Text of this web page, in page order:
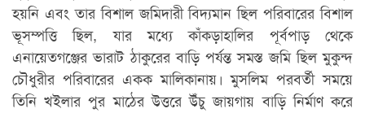
হয়নি এবং তার বিশাল জমিদারী বিদ্যমান ছিল পরিবারের বিশাল
ভূসম্পত্তি ছিল, যার মধ্যে কাঁকড়াহালির পূর্বপাড় থেকে
এনায়েতগঞ্জের ভারাট ঠাকুরের বাড়ি পর্যন্ত সমস্ত জমি ছিল মুকুন্দ
চৌধুরীর পরিবারের একক মালিকানায়। মুসলিম পরবর্তী সময়ে
তিনি খইলার পুর মাঠের উত্তরে উঁচু জায়গায় বাড়ি নির্মাণ করে